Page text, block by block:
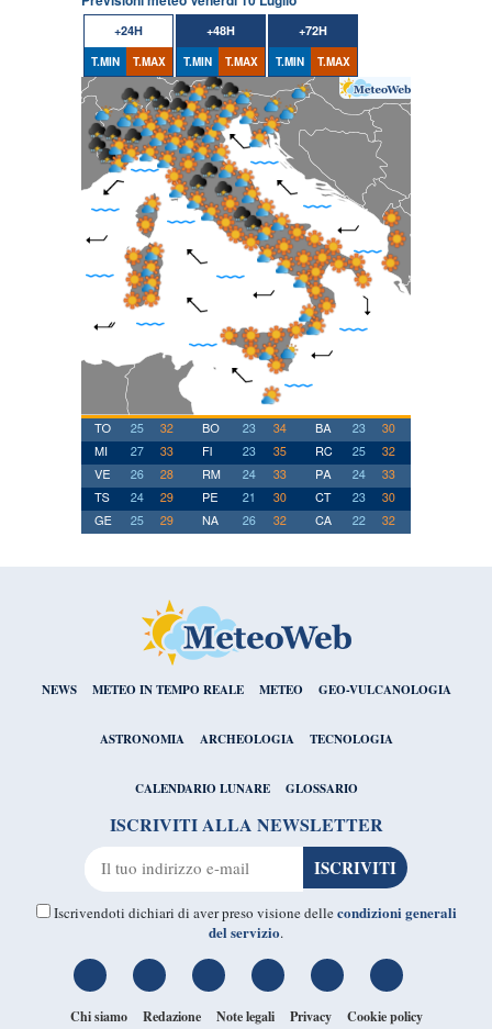
+24H
T.MIN T.MAX
+48H
T.MIN T.MAX
+72H
T.MIN T.MAX
NEWS METEO IN TEMPO REALE METEO GEO-VULCANOLOGIA
ASTRONOMIA ARCHEOLOGIA TECNOLOGIA
CALENDARIO LUNARE GLOSSARIO
ISCRIVITI ALLA NEWSLETTER
Iscrivendoti dichiari di aver preso visione dellecondizioni generali
del servizio.
Chi siamo Redazione Note legali Privacy Cookie policy